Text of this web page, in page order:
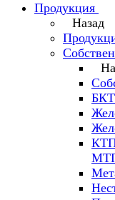
Продукция
Назад